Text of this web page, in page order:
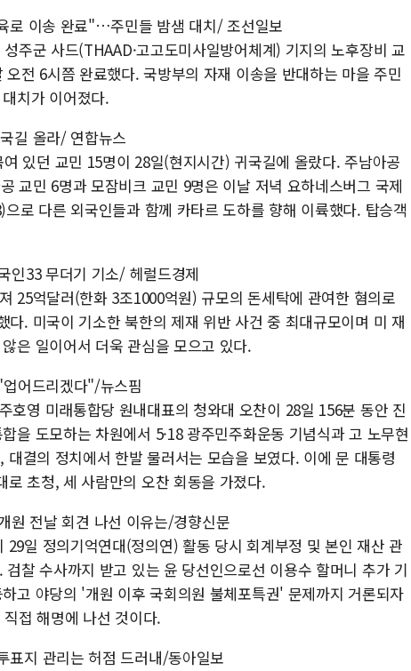
로 이송 완료"…주민들 밤샘 대치/ 조선일보
주군 사드(THAAD·고고도미사일방어체계) 기지의 노후장비 교
전 6시쯤 완료했다. 국방부의 자재 이송을 반대하는 마을 주민
치가 이어졌다.
길 올라/ 연합뉴스
있던 교민 15명이 28일(현지시간) 귀국길에 올랐다. 주남아공
교민 6명과 모잠비크 교민 9명은 이날 저녁 요하네스버그 국제
로 다른 외국인들과 함께 카타르 도하를 향해 이륙했다. 탑승객
인33 무더기 기소/ 헤럴드경제
25억달러(한화 3조1000억원) 규모의 돈세탁에 관여한 혐의로
다. 미국이 기소한 북한의 제재 위반 사건 중 최대규모이며 미 재
은 일이어서 더욱 관심을 모으고 있다.
어드리겠다"/뉴스핌
호영 미래통합당 원내대표의 청와대 오찬이 28일 156분 동안 진
을 도모하는 차원에서 5·18 광주민주화운동 기념식과 고 노무현
결의 정치에서 한발 물러서는 모습을 보였다. 이에 문 대통령
초청, 세 사람만의 오찬 회동을 가졌다.
원 전날 회견 나선 이유는/경향신문
일 정의기억연대(정의연) 활동 당시 회계부정 및 본인 재산 관
찰 수사까지 받고 있는 윤 당선인으로선 이용수 할머니 추가 기
고 야당의 '개원 이후 국회의원 불체포특권' 문제까지 거론되자
접 해명에 나선 것이다.
지 관리는 허점 드러내/동아일보